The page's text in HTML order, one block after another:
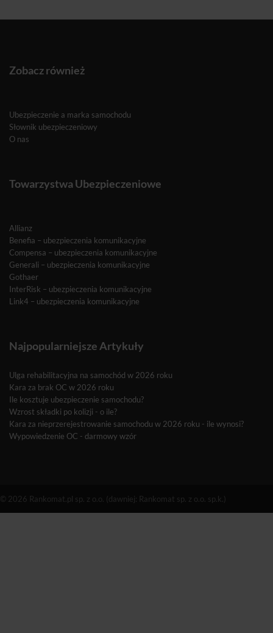
Zobacz również
Ubezpieczenie a marka samochodu
Słownik ubezpieczeniowy
O nas
Towarzystwa Ubezpieczeniowe
Allianz
Benefia – ubezpieczenia komunikacyjne
Compensa – ubezpieczenia komunikacyjne
Generali – ubezpieczenia komunikacyjne
Gothaer
InterRisk – ubezpieczenia komunikacyjne
Link4 – ubezpieczenia komunikacyjne
Najpopularniejsze Artykuły
Ulga rehabilitacyjna na samochód w 2026 roku
Kara za brak OC w 2026 roku
Ile kosztuje ubezpieczenie samochodu?
Wzrost składki po kolizji - o ile?
Kara za nieprzerejestrowanie samochodu w 2026 roku - ile wynosi?
Wypowiedzenie OC - darmowy wzór
© 2026 Rankomat.pl sp. z o.o. (dawniej: Rankomat sp. z o.o. sp.k.)